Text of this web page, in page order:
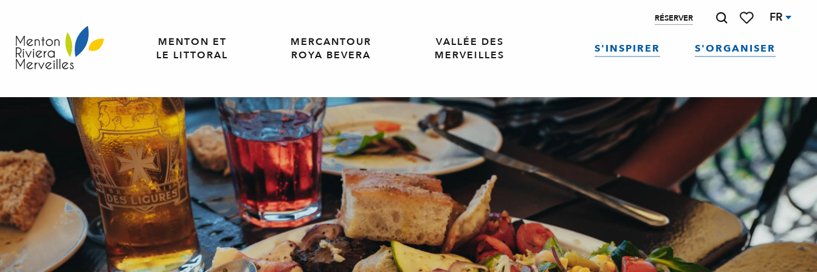
contenu
principal
RÉSERVER FR
MENTON ET
LE LITTORAL
MERCANTOUR
ROYA BEVERA
VALLÉE DES
MERVEILLES
S'INSPIRER S'ORGANISER